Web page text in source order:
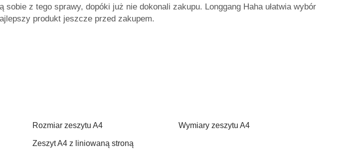
z tego sprawy, dopóki już nie dokonali zakupu. Longgang Haha ułatwia wybór
produkt jeszcze przed zakupem.
Rozmiar zeszytu A4 Wymiary zeszytu A4
Zeszyt A4 z liniowaną stroną